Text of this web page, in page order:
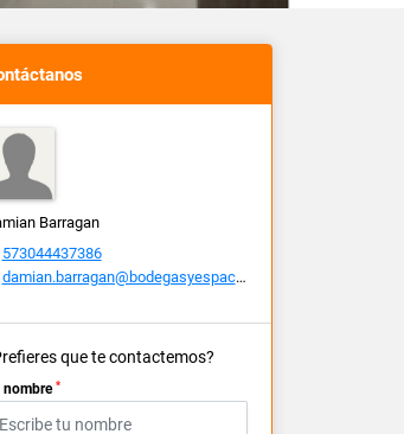
Barragan
573044437386
damian.barragan@bodegasyespacios.co
que te contactemos?
nombre *